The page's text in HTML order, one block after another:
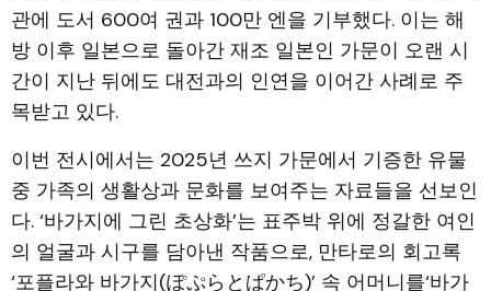
관에 도서 600여 권과 100만 엔을 기부했다. 이는 해
방 이후 일본으로 돌아간 재조 일본인 가문이 오랜 시
간이 지난 뒤에도 대전과의 인연을 이어간 사례로 주
목받고 있다.
이번 전시에서는 2025년 쓰지 가문에서 기증한 유물
중 가족의 생활상과 문화를 보여주는 자료들을 선보인
다. ‘바가지에 그린 초상화’는 표주박 위에 정갈한 여인
의 얼굴과 시구를 담아낸 작품으로, 만타로의 회고록
‘포플라와 바가지(ぽぷらとぱかち)’ 속 어머니를‘바가